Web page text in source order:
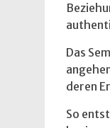
Das
deren
So